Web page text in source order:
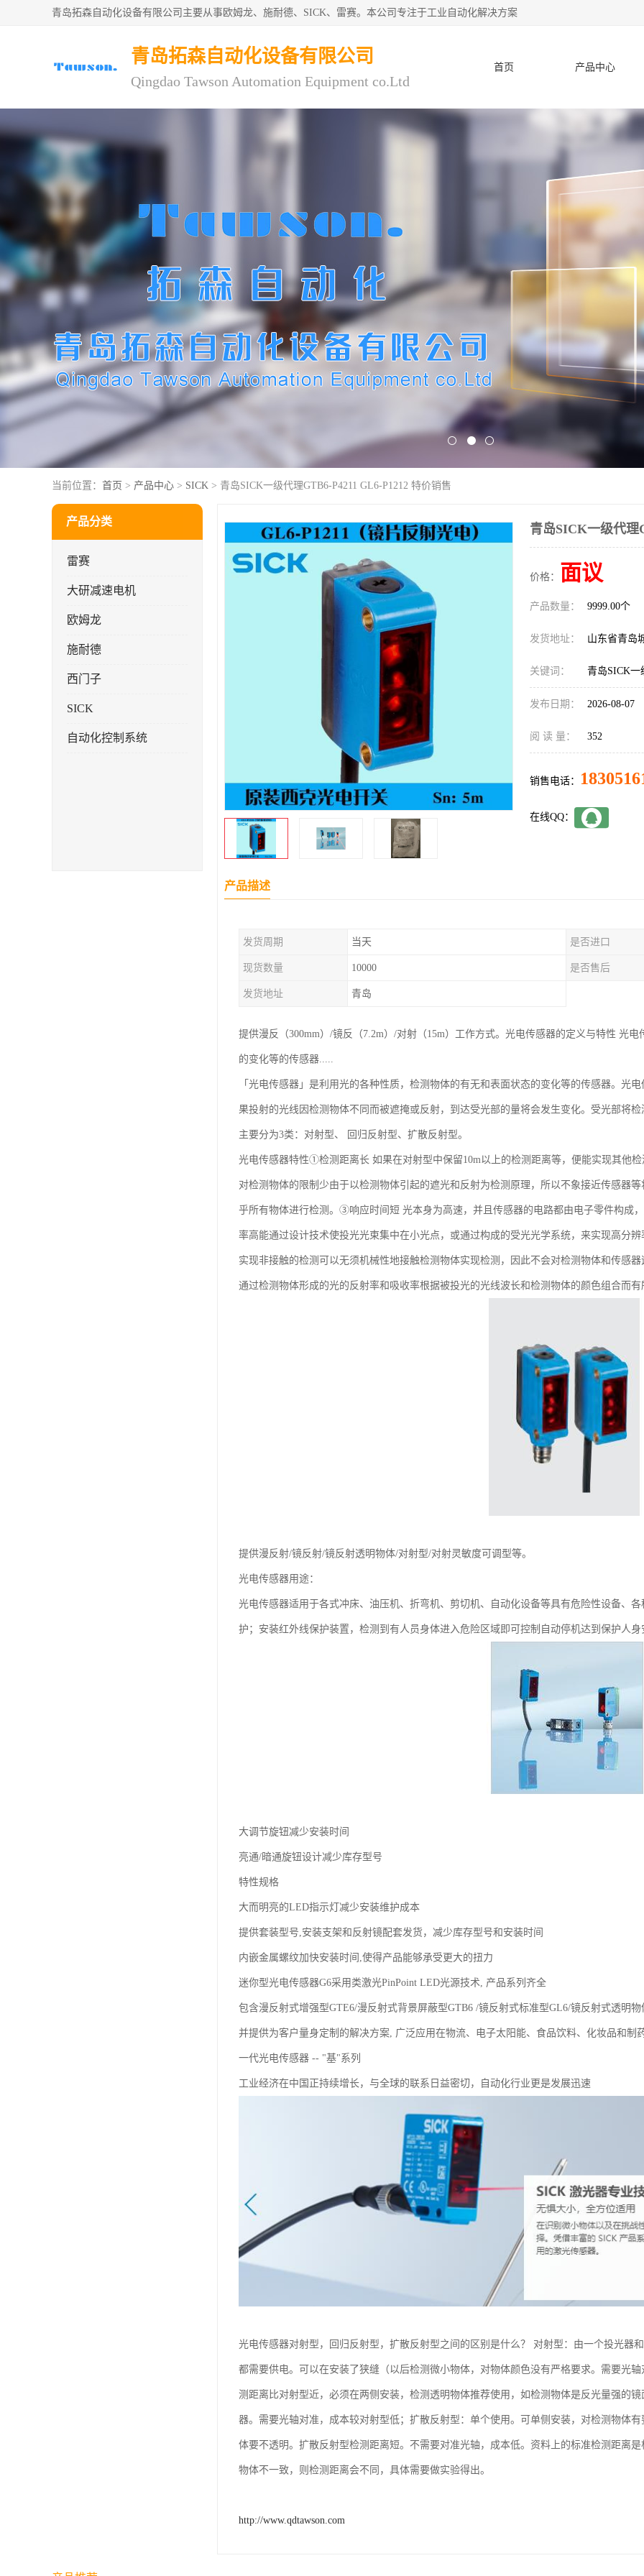
青岛拓森自动化设备有限公司主要从事欧姆龙、施耐德、SICK、雷赛。本公司专注于工业自动化解决方案
青岛拓森自动化设备有限公司
Qingdao Tawson Automation Equipment co.Ltd
首页 产品中心
当前位置： 首页 > 产品中心 > SICK > 青岛SICK一级代理GTB6-P4211 GL6-P1212 特价销售
产品分类
雷赛
大研减速电机
欧姆龙
施耐德
西门子
SICK
自动化控制系统
青岛SICK一级代理
价格： 面议
产品数量： 9999.00个
发货地址： 山东省青岛
关键词： 青岛SICK一
发布日期： 2026-08-07
阅 读 量： 352
销售电话：
在线QQ：
产品描述
发货周期 当天 是否进口
现货数量 10000 是否售后
发货地址 青岛
提供漫反（300mm）/镜反（7.2m）/对射（15m）工作方式。光电传感器的定义与特性 光
的变化等的传感器.....
「光电传感器」是利用光的各种性质，检测物体的有无和表面状态的变化等的传感器。光
果投射的光线因检测物体不同而被遮掩或反射，到达受光部的量将会发生变化。受光部将
主要分为3类：对射型、 回归反射型、扩散反射型。
光电传感器特性①检测距离长 如果在对射型中保留10m以上的检测距离等，便能实现其他
对检测物体的限制少由于以检测物体引起的遮光和反射为检测原理，所以不象接近传感器
乎所有物体进行检测。③响应时间短 光本身为高速，并且传感器的电路都由电子零件构成
率高能通过设计技术使投光光束集中在小光点，或通过构成的受光光学系统，来实现高分
实现非接触的检测可以无须机械性地接触检测物体实现检测，因此不会对检测物体和传感
通过检测物体形成的光的反射率和吸收率根据被投光的光线波长和检测物体的颜色组合而
提供漫反射/镜反射/镜反射透明物体/对射型/对射灵敏度可调型等。
光电传感器用途：
光电传感器适用于各式冲床、油压机、折弯机、剪切机、自动化设备等具有危险性设备、
护；安装红外线保护装置，检测到有人员身体进入危险区域即可控制自动停机达到保护人身
大调节旋钮减少安装时间
亮通/暗通旋钮设计减少库存型号
特性规格
大而明亮的LED指示灯减少安装维护成本
提供套装型号,安装支架和反射镜配套发货，减少库存型号和安装时间
内嵌金属螺纹加快安装时间,使得产品能够承受更大的扭力
迷你型光电传感器G6采用类激光PinPoint LED光源技术, 产品系列齐全
包含漫反射式增强型GTE6/漫反射式背景屏蔽型GTB6 /镜反射式标准型GL6/镜反射式透明
并提供为客户量身定制的解决方案, 广泛应用在物流、电子太阳能、食品饮料、化妆品和制
一代光电传感器 -- "基"系列
工业经济在中国正持续增长，与全球的联系日益密切，自动化行业更是发展迅速
光电传感器对射型，回归反射型，扩散反射型之间的区别是什么？ 对射型：由一个投光器
都需要供电。可以在安装了狭缝（以后检测微小物体，对物体颜色没有严格要求。需要光
测距离比对射型近，必须在两侧安装，检测透明物体推荐使用，如检测物体是反光量强的
器。需要光轴对准，成本较对射型低；扩散反射型：单个使用。可单侧安装，对检测物体
体要不透明。扩散反射型检测距离短。不需要对准光轴，成本低。资料上的标准检测距离
物体不一致，则检测距离会不同，具体需要做实验得出。
http://www.qdtawson.com